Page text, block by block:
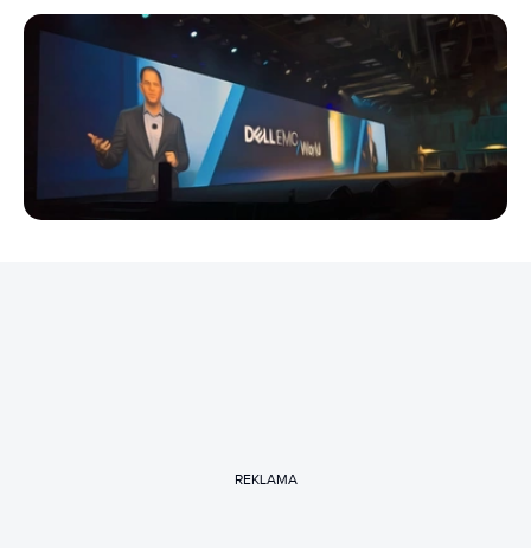
REKLAMA